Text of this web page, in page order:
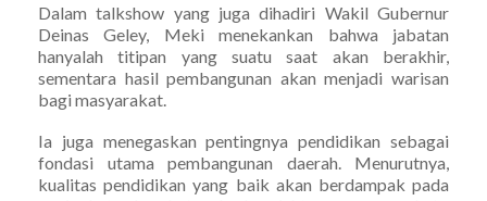
Dalam talkshow yang juga dihadiri Wakil Gubernur
Deinas Geley, Meki menekankan bahwa jabatan
hanyalah titipan yang suatu saat akan berakhir,
sementara hasil pembangunan akan menjadi warisan
bagi masyarakat.
Ia juga menegaskan pentingnya pendidikan sebagai
fondasi utama pembangunan daerah. Menurutnya,
kualitas pendidikan yang baik akan berdampak pada